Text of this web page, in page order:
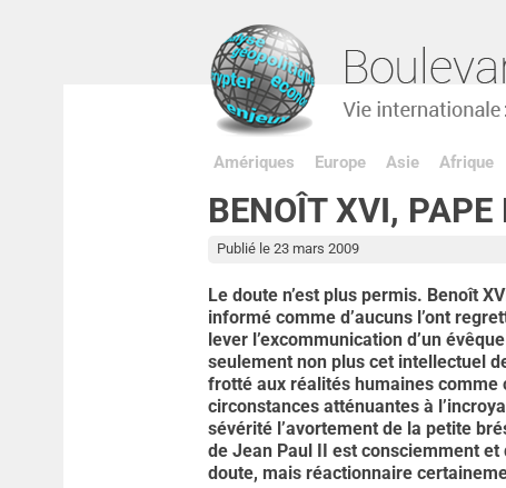
Amériques Europe Asie Afrique
BENOÎT XVI, PAPE
Publié le 23 mars 2009
Le doute n’est plus permis. Benoît
informé comme d’aucuns l’ont
lever l’excommunication d’un
seulement non plus cet intellectuel
frotté aux réalités humaines
circonstances atténuantes à
sévérité l’avortement de la petite
de Jean Paul II est consciemment
doute, mais réactionnaire